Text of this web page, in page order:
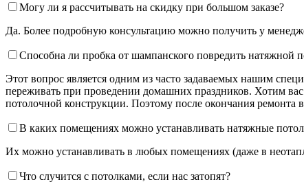
Могу ли я рассчитывать на скидку при большом заказе?
Да. Более подробную консультацию можно получить у
Способна ли пробка от шампанского повредить натяжной
Этот вопрос является одним из часто задаваемых нашим
переживать при проведении домашних праздников. Хотим
потолочной конструкции. Поэтому после окончания ремонта
В каких помещениях можно устанавливать натяжные
Их можно устанавливать в любых помещениях (даже в
Что случится с потолками, если нас затопят?